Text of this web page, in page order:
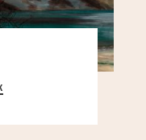
og står i
ute